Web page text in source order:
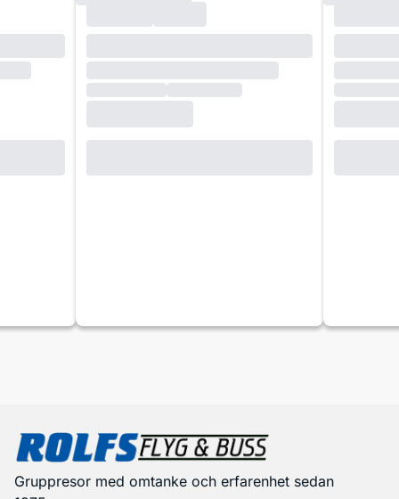
Gruppresor med omtanke och erfarenhet sedan